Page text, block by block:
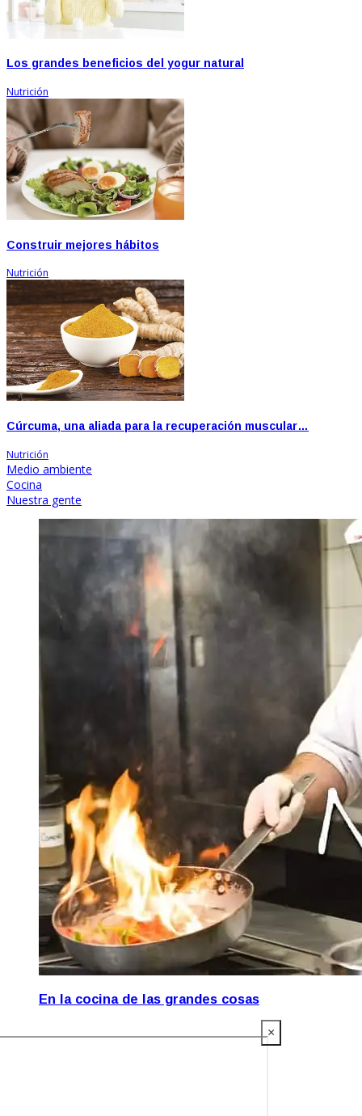
Los grandes beneficios del yogur natural
Nutrición
Construir mejores hábitos
Nutrición
Cúrcuma, una aliada para la recuperación muscular…
Nutrición
Medio ambiente
Cocina
Nuestra gente
En la cocina de las grandes cosas
×